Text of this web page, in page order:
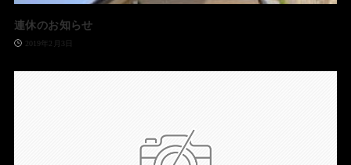
連休のお知らせ
2019年2月3日